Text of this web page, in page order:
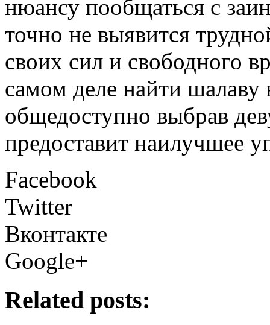
нюансу пообщаться с
точно не выявится
своих сил и свободного
самом деле найти шалаву
общедоступно выбрав
предоставит наилучшее
Facebook
Twitter
Вконтакте
Google+
Related posts: